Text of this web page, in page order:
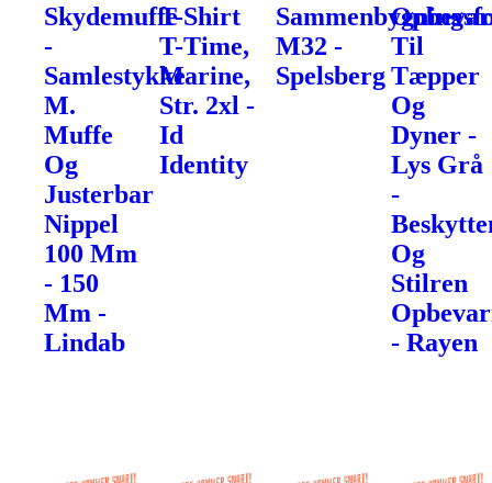
Skydemuffe
-
Samlestykke
M.
Muffe
Og
Justerbar
Nippel
100 Mm
- 150
Mm -
Lindab
T-Shirt
T-Time,
Marine,
Str. 2xl -
Id
Identity
M32 -
Spelsberg
Til
Tæpper
Og
Dyner -
Lys Grå
-
Og
Stilren
- Rayen